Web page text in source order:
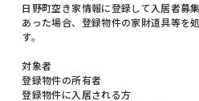
日野町空き家情報に登録して入居者募
あった場合、登録物件の家財道具等を
す。
対象者
登録物件の所有者
登録物件に入居される方